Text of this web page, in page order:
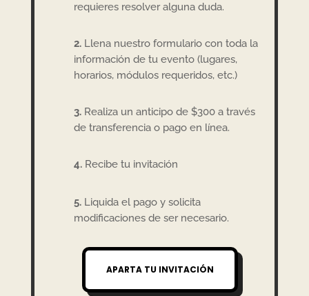
requieres resolver alguna duda.
2.Llena nuestro formulario con toda la
información de tu evento (lugares,
horarios, módulos requeridos, etc.)
3.Realiza un anticipo de $300 a través
de transferencia o pago en línea.
4.Recibe tu invitación
5.Liquida el pago y solicita
modificaciones de ser necesario.
APARTA TU INVITACIÓN